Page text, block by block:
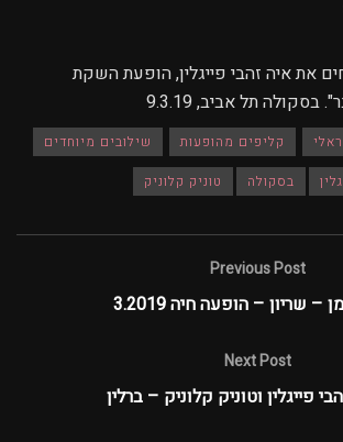
את איה זהבי פייגלין, הופעת השקת
תל אביב, 9.3.19
קליפים מהופעות
שילובים מיוחדים
בסקולה טוניק קלוניק
Previous Post
– שריון – הופעה חיה 3.2019
Next Post
פייגלין וטוניק קלוניק – ברלין